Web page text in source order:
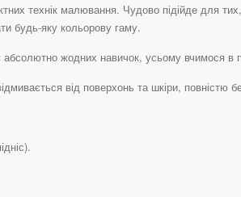
технік малювання. Чудово підійде для
будь-яку кольорову гаму.
жодних навичок, усьому вчимося в
від поверхонь та шкіри, повністю